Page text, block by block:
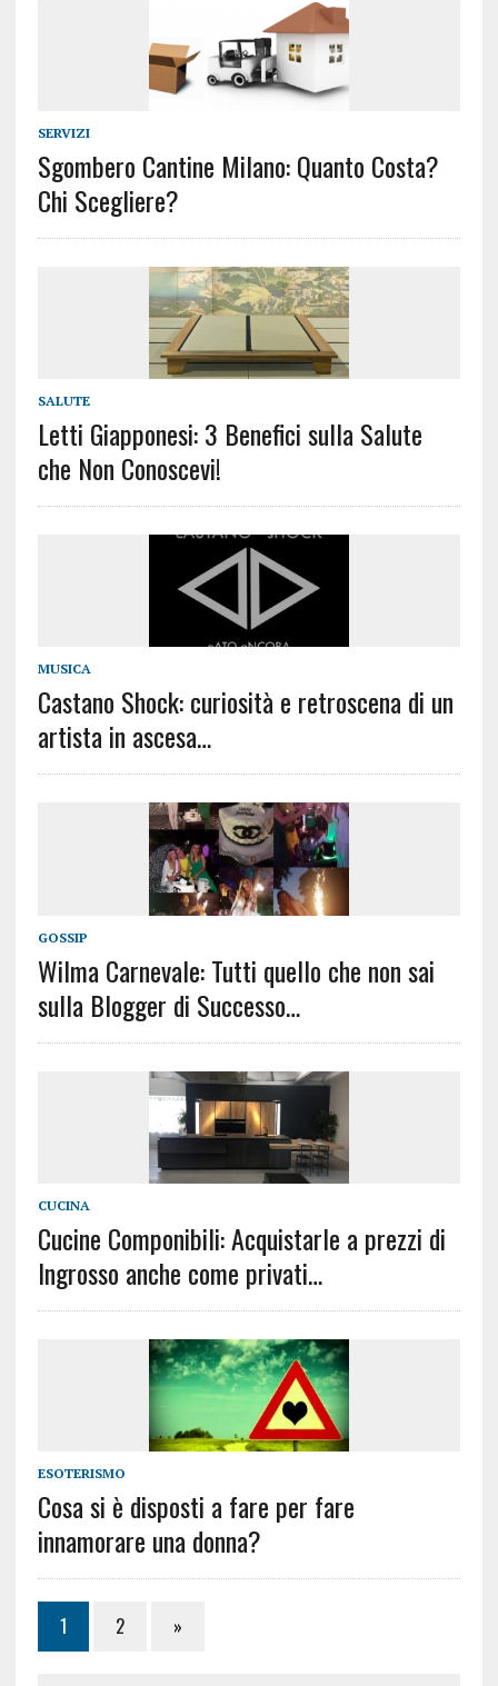
SERVIZI
Sgombero Cantine Milano: Quanto Costa?
Chi Scegliere?
SALUTE
Letti Giapponesi: 3 Benefici sulla Salute
che Non Conoscevi!
MUSICA
Castano Shock: curiosità e retroscena di un
artista in ascesa…
GOSSIP
Wilma Carnevale: Tutti quello che non sai
sulla Blogger di Successo…
CUCINA
Cucine Componibili: Acquistarle a prezzi di
Ingrosso anche come privati…
ESOTERISMO
Cosa si è disposti a fare per fare
innamorare una donna?
1 2 »